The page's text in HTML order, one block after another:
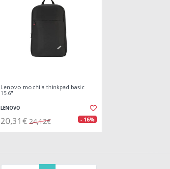
Lenovo mochila thinkpad basic
15.6"
LENOVO
20,31€ 24,12€ - 16%